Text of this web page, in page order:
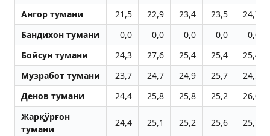
Aнгор тумани 21,5 22,9 23,4 23,5
24,7
Бандихон тумани
0,0 0,0 0,0 0,0
0,0
Бойсун тумани
24,3 27,6 25,4 25,4
25,4
Музработ тумани
23,7 24,7 24,9 25,7
24,5
Денов тумани
24,4 25,8 25,8 25,2
26,0
Жарқўрғон
тумани
24,4 25,1 25,2 25,6 25,7